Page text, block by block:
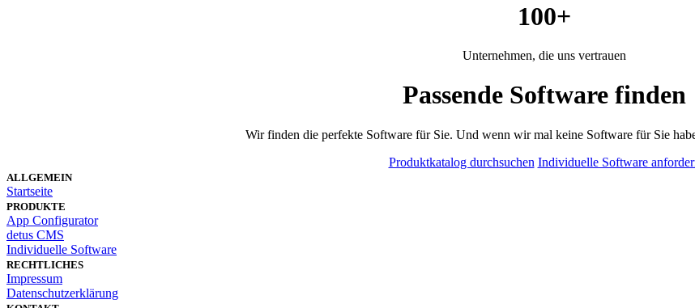
100+
Unternehmen, die uns vertrauen
Passende Software finden
Wir finden die perfekte Software für Sie. Und wenn wir mal keine Software für Sie
Produktkatalog durchsuchen Individuelle Software
ALLGEMEIN
Startseite
PRODUKTE
App Configurator
detus CMS
Individuelle Software
RECHTLICHES
Impressum
Datenschutzerklärung